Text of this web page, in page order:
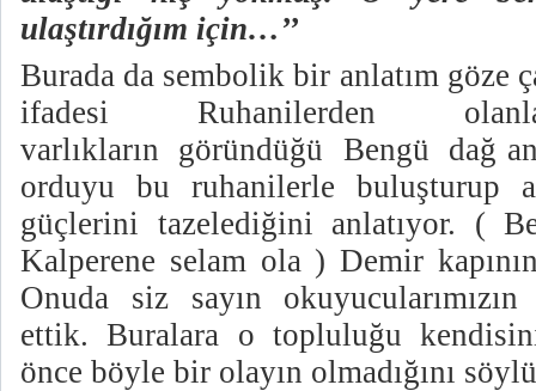
ulaştırdığım için…’’
Burada da sembolik bir anlatım göze
ifadesi Ruhanilerden
varlıkların göründüğü Bengü dağ
orduyu bu ruhanilerle buluşturup
güçlerini tazelediğini anlatıyor. (
Kalperene selam ola ) Demir
Onuda siz sayın
ettik. Buralara o topluluğu
önce böyle bir olayın olmadığını